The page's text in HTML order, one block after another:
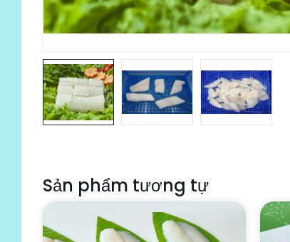
Sản phẩm tương tự